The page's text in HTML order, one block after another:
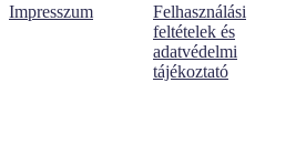
Impresszum
Felhasználási
feltételek és
adatvédelmi
tájékoztató